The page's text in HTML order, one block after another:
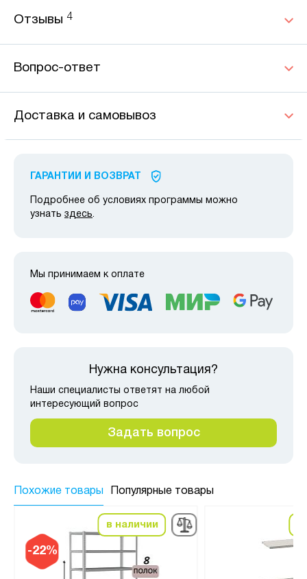
Отзывы 4
Вопрос-ответ
Доставка и самовывоз
ГАРАНТИИ И ВОЗВРАТ
Подробнее об условиях программы можно
узнать здесь.
Мы принимаем к оплате
Нужна консультация?
Наши специалисты ответят на любой
интересующий вопрос
Задать вопрос
Похожие товары Популярные товары
-22%
в наличии